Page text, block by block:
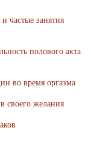
частые занятия
полового акта
во время оргазма
своего желания